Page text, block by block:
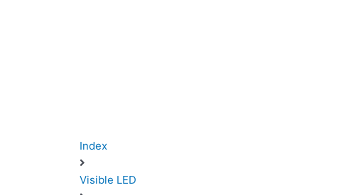
Index
Visible LED